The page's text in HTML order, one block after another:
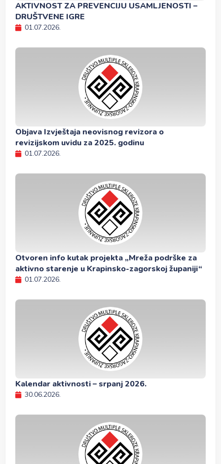
AKTIVNOST ZA PREVENCIJU USAMLJENOSTI –
DRUŠTVENE IGRE
01.07.2026.
Objava Izvještaja neovisnog revizora o
revizijskom uvidu za 2025. godinu
01.07.2026.
Otvoren info kutak projekta „Mreža podrške za
aktivno starenje u Krapinsko-zagorskoj županiji“
01.07.2026.
Kalendar aktivnosti – srpanj 2026.
30.06.2026.